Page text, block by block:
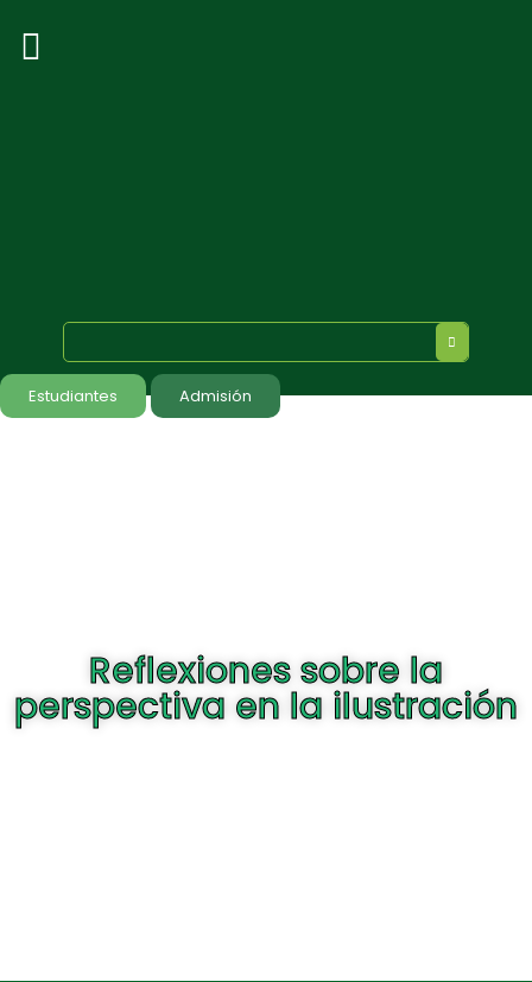
Estudiantes Admisión
Reflexiones sobre la
perspectiva en la ilustración